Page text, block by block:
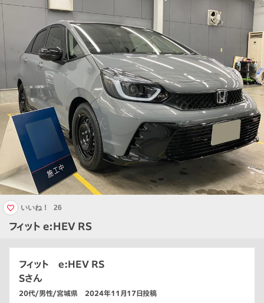
フィット e:HEV RS
いいね！ 26
フィット e:HEV RS
Sさん
20代/男性/宮城県 2024年11月17日投稿